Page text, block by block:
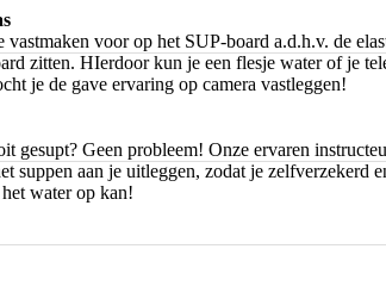
vastmaken voor op het SUP-board a.d.h.v. de
zitten. HIerdoor kun je een flesje water of je
je de gave ervaring op camera vastleggen!
gesupt? Geen probleem! Onze ervaren
suppen aan je uitleggen, zodat je zelfverzekerd
water op kan!